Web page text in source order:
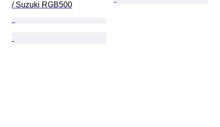
/ Suzuki RGB500